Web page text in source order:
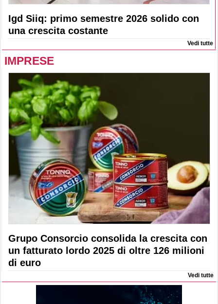
Igd Siiq: primo semestre 2026 solido con
una crescita costante
Vedi tutte
IMPRESE
Grupo Consorcio consolida la crescita con
un fatturato lordo 2025 di oltre 126 milioni
di euro
Vedi tutte